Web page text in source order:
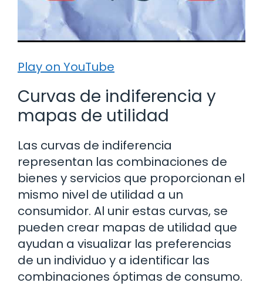
Play on YouTube
Curvas de indiferencia y
mapas de utilidad
Las curvas de indiferencia
representan las combinaciones de
bienes y servicios que proporcionan el
mismo nivel de utilidad a un
consumidor. Al unir estas curvas, se
pueden crear mapas de utilidad que
ayudan a visualizar las preferencias
de un individuo y a identificar las
combinaciones óptimas de consumo.